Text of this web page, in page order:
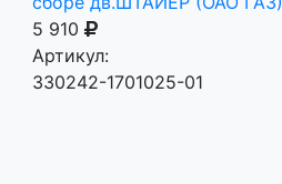
5 910
Артикул:
330242-1701025-01